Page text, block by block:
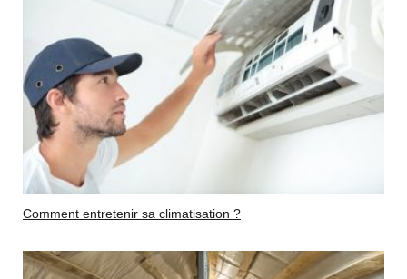
Comment entretenir sa climatisation ?